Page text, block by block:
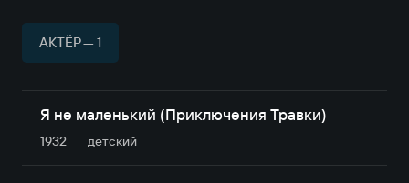
АКТЁР — 1
Я не маленький (Приключения Травки)
1932 детский